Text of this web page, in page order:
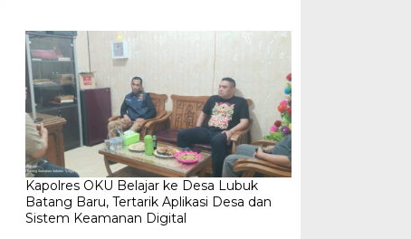
Kapolres OKU Belajar ke Desa Lubuk
Batang Baru, Tertarik Aplikasi Desa dan
Sistem Keamanan Digital